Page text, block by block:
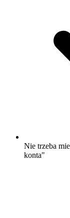
Nie trzeba
konta"